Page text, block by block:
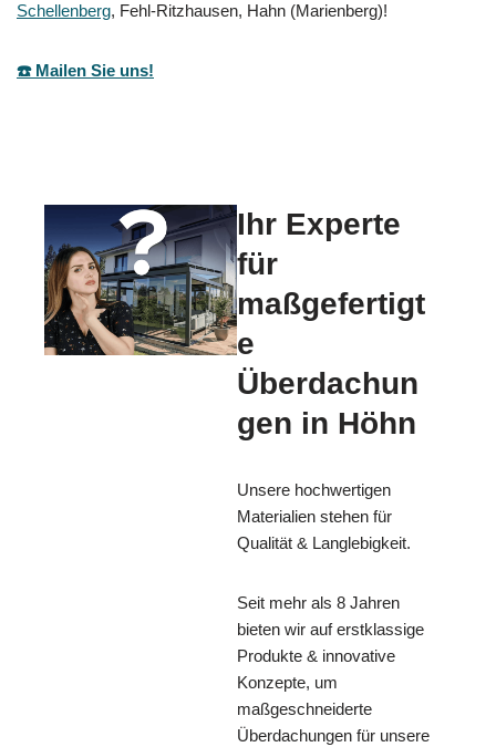
Schellenberg, Fehl-Ritzhausen, Hahn (Marienberg)!
☎️ Mailen Sie uns!
Ihr Experte
für
maßgefertigt
e
Überdachun
gen in Höhn
Unsere hochwertigen
Materialien stehen für
Qualität & Langlebigkeit.
Seit mehr als 8 Jahren
bieten wir auf erstklassige
Produkte & innovative
Konzepte, um
maßgeschneiderte
Überdachungen für unsere